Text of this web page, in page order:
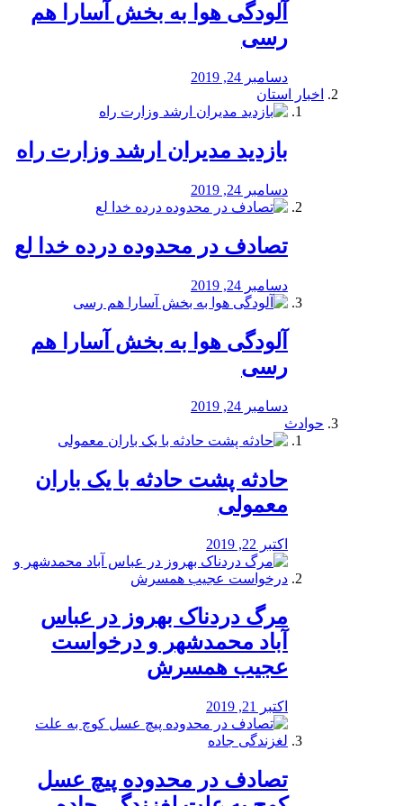
آلودگی هوا به بخش آسارا هم
رسی
دسامبر 24, 2019
اخبار استان
بازدید مدیران ارشد وزارت راه
دسامبر 24, 2019
تصادف در محدوده درده خدا لع
دسامبر 24, 2019
آلودگی هوا به بخش آسارا هم
رسی
دسامبر 24, 2019
حوادث
️حادثه پشت حادثه با یک باران
معمولی
اکتبر 22, 2019
مرگ دردناک بهروز در عباس
آباد محمدشهر و درخواست
عجیب همسرش
اکتبر 21, 2019
تصادف در محدوده پیچ عسل